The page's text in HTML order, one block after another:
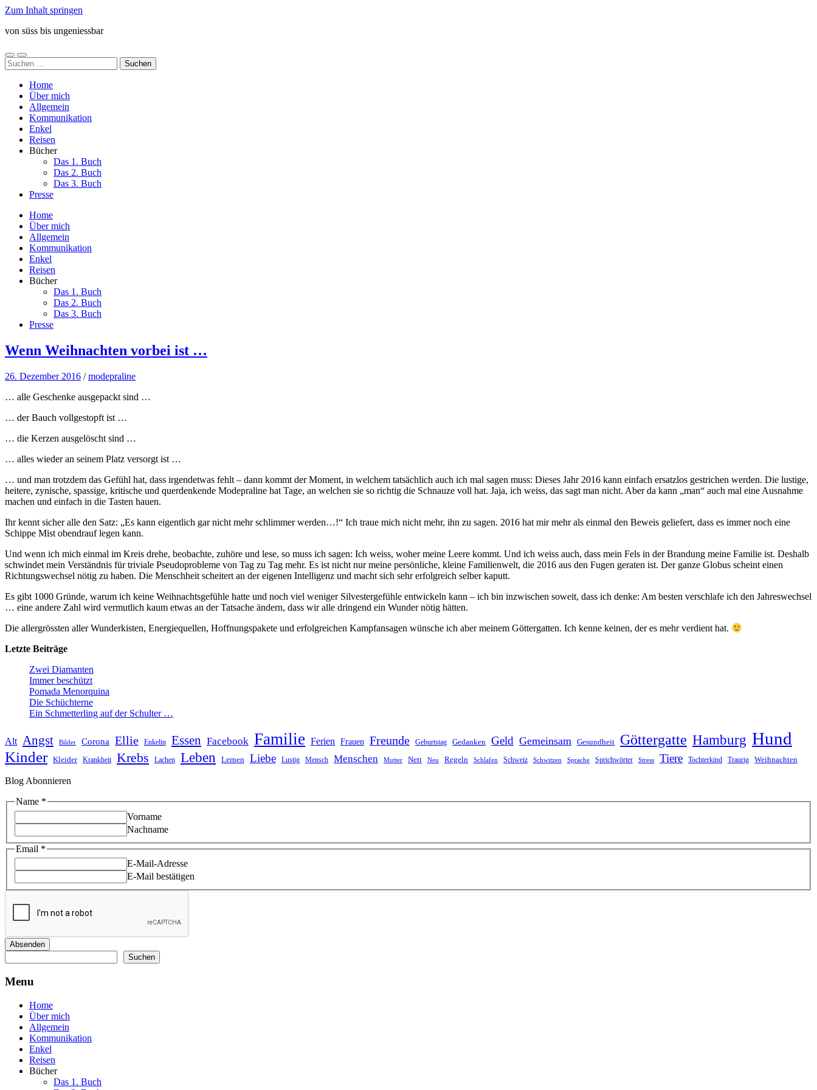
Zum Inhalt springen
von süss bis ungeniessbar
Mobile-
Menü
Suchfeld
ein-/ausblenden
Suchen
nach:
Home
Über mich
Allgemein
Kommunikation
Enkel
Reisen
Bücher
Das 1. Buch
Das 2. Buch
Das 3. Buch
Presse
Home
Über mich
Allgemein
Kommunikation
Enkel
Reisen
Bücher
Das 1. Buch
Das 2. Buch
Das 3. Buch
Presse
Wenn Weihnachten vorbei ist …
26. Dezember 2016 /modepraline
… alle Geschenke ausgepackt sind …
… der Bauch vollgestopft ist …
… die Kerzen ausgelöscht sind …
… alles wieder an seinem Platz versorgt ist …
… und man trotzdem das Gefühl hat, dass irgendetwas fehlt – dann kommt der Moment, in welchem tatsächlich auch ich mal sagen muss: Dieses Jahr 2016 kann einfach ersatzlos gestrichen werden. Die lustige,
heitere, zynische, spassige, kritische und querdenkende Modepraline hat Tage, an welchen sie so richtig die Schnauze voll hat. Jaja, ich weiss, das sagt man nicht. Aber da kann „man“ auch mal eine Ausnahme
machen und einfach in die Tasten hauen.
Ihr kennt sicher alle den Satz: „Es kann eigentlich gar nicht mehr schlimmer werden…!“ Ich traue mich nicht mehr, ihn zu sagen. 2016 hat mir mehr als einmal den Beweis geliefert, dass es immer noch eine
Schippe Mist obendrauf legen kann.
Und wenn ich mich einmal im Kreis drehe, beobachte, zuhöre und lese, so muss ich sagen: Ich weiss, woher meine Leere kommt. Und ich weiss auch, dass mein Fels in der Brandung meine Familie ist. Deshalb
schwindet mein Verständnis für triviale Pseudoprobleme von Tag zu Tag mehr. Es ist nicht nur meine persönliche, kleine Familienwelt, die 2016 aus den Fugen geraten ist. Der ganze Globus scheint einen
Richtungswechsel nötig zu haben. Die Menschheit scheitert an der eigenen Intelligenz und macht sich sehr erfolgreich selber kaputt.
Es gibt 1000 Gründe, warum ich keine Weihnachtsgefühle hatte und noch viel weniger Silvestergefühle entwickeln kann – ich bin inzwischen soweit, dass ich denke: Am besten verschlafe ich den Jahreswechsel
… eine andere Zahl wird vermutlich kaum etwas an der Tatsache ändern, dass wir alle dringend ein Wunder nötig hätten.
Die allergrössten aller Wunderkisten, Energiequellen, Hoffnungspakete und erfolgreichen Kampfansagen wünsche ich aber meinem Göttergatten. Ich kenne keinen, der es mehr verdient hat.
Letzte Beiträge
Zwei Diamanten
Immer beschützt
Pomada Menorquina
Die Schüchterne
Ein Schmetterling auf der Schulter …
Alt Angst Bilder Corona Ellie Enkelin Essen Facebook Familie Ferien Frauen Freunde Geburtstag Gedanken Geld Gemeinsam Gesundheit Göttergatte Hamburg Hund
Kinder Kleider Krankheit Krebs Lachen Leben Lernen Liebe Lustig Mensch Menschen Mutter Nett Neu Regeln Schlafen Schweiz Schwitzen Sprache Sprichwörter Stress Tiere Tochterkind Traurig Weihnachten
Blog Abonnieren
Name *
Vorname
Nachname
Email
Name
Email *
E-Mail-Adresse
E-Mail bestätigen
Absenden
Suchen
Menu
Home
Über mich
Allgemein
Kommunikation
Enkel
Reisen
Bücher
Das 1. Buch